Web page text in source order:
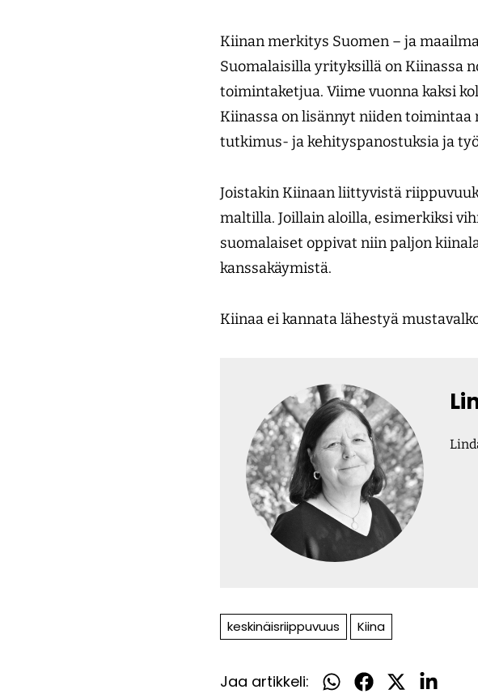
Kiinan merkitys Suomen – ja
Suomalaisilla yrityksillä on Kiinassa
toimintaketjua. Viime vuonna kaksi
Kiinassa on lisännyt niiden toimintaa
tutkimus- ja kehityspanostuksia ja
Joistakin Kiinaan liittyvistä
maltilla. Joillain aloilla, esimerkiksi
suomalaiset oppivat niin paljon
kanssakäymistä.
Kiinaa ei kannata lähestyä
keskinäisriippuvuus Kiina
Jaa artikkeli: Jaa Jaa Jaa Jaa